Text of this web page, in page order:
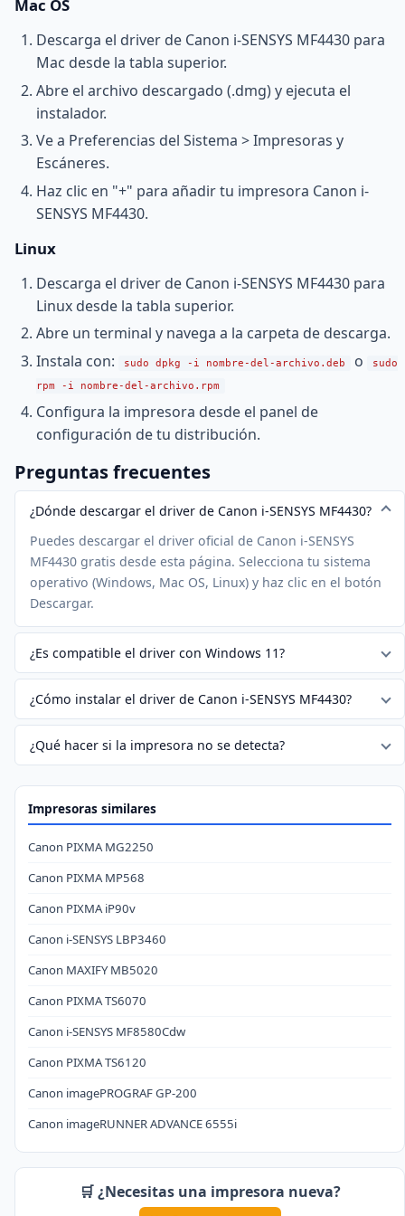
Mac OS
Descarga el driver de Canon i-SENSYS MF4430 para
Mac desde la tabla superior.
Abre el archivo descargado (.dmg) y ejecuta el
instalador.
Ve a Preferencias del Sistema > Impresoras y
Escáneres.
Haz clic en "+" para añadir tu impresora Canon i-
SENSYS MF4430.
Linux
Descarga el driver de Canon i-SENSYS MF4430 para
Linux desde la tabla superior.
Abre un terminal y navega a la carpeta de descarga.
Instala con:
sudo dpkg -i nombre-del-archivo.deb o
sudo
rpm -i nombre-del-archivo.rpm
Configura la impresora desde el panel de
configuración de tu distribución.
Preguntas frecuentes
¿Dónde descargar el driver de Canon i-SENSYS MF4430?
Puedes descargar el driver oficial de Canon i-SENSYS
MF4430 gratis desde esta página. Selecciona tu sistema
operativo (Windows, Mac OS, Linux) y haz clic en el botón
Descargar.
¿Es compatible el driver con Windows 11?
¿Cómo instalar el driver de Canon i-SENSYS MF4430?
¿Qué hacer si la impresora no se detecta?
Impresoras similares
Canon PIXMA MG2250
Canon PIXMA MP568
Canon PIXMA iP90v
Canon i-SENSYS LBP3460
Canon MAXIFY MB5020
Canon PIXMA TS6070
Canon i-SENSYS MF8580Cdw
Canon PIXMA TS6120
Canon imagePROGRAF GP-200
Canon imageRUNNER ADVANCE 6555i
🛒 ¿Necesitas una impresora nueva?